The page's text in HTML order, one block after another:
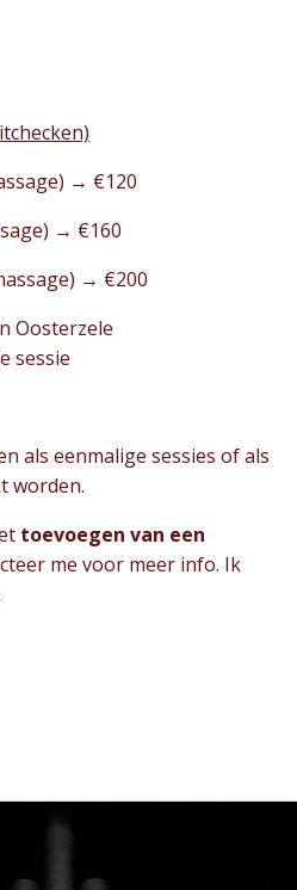
→ €120
→ €160
→ €200
Oosterzele
sessie
als eenmalige sessies of als
worden.
toevoegen van een
me voor meer info. Ik